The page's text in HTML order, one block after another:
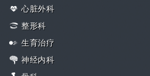
心脏外科
整形科
生育治疗
神经内科